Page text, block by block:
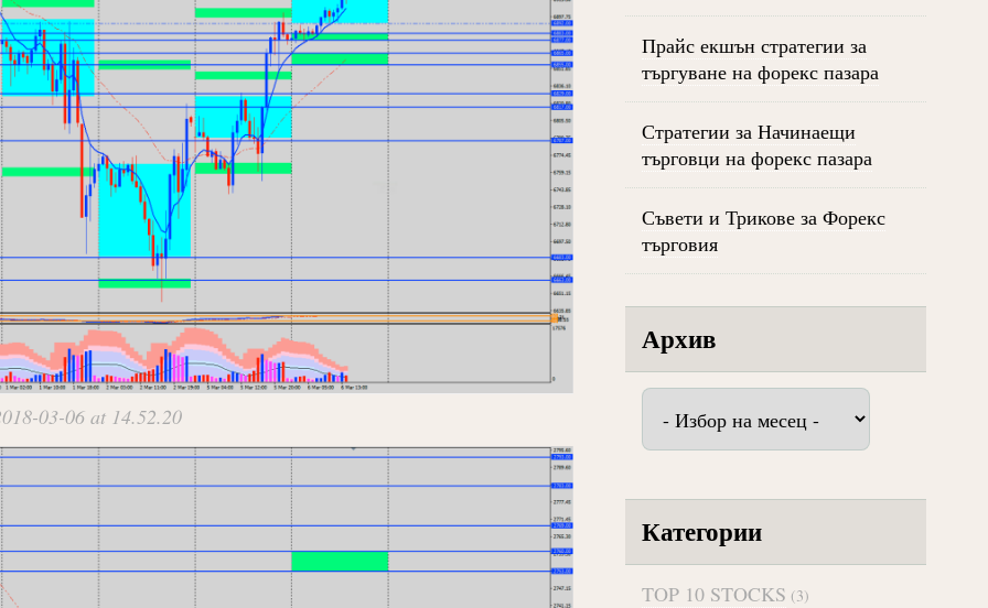
03-06 at 14.52.20
Прайс екшън стратегии за
търгуване на форекс пазара
Стратегии за Начинаещи
търговци на форекс пазара
Съвети и Трикове за Форекс
търговия
Архив
Архив
Категории
TOP 10 STOCKS (3)